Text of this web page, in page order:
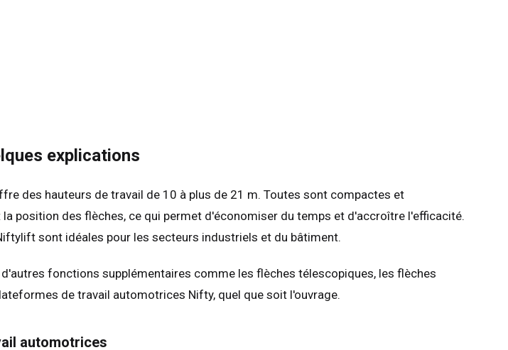
explications
des hauteurs de travail de 10 à plus de 21 m. Toutes sont compactes et
position des flèches, ce qui permet d'économiser du temps et d'accroître l'efficacité.
sont idéales pour les secteurs industriels et du bâtiment.
fonctions supplémentaires comme les flèches télescopiques, les flèches
de travail automotrices Nifty, quel que soit l'ouvrage.
automotrices